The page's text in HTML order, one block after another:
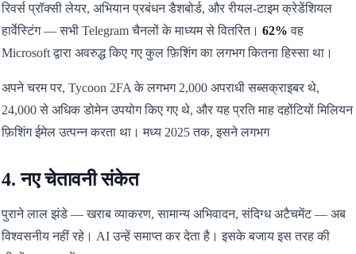
रिवर्स प्रॉक्सी लेयर, अभियान प्रबंधन डैशबोर्ड, और रीयल-टाइम क्रेडेंशियल
हार्वेस्टिंग — सभी Telegram चैनलों के माध्यम से वितरित। 62% वह
Microsoft द्वारा अवरुद्ध किए गए कुल फ़िशिंग का लगभग कितना हिस्सा था।
अपने चरम पर, Tycoon 2FA के लगभग 2,000 अपराधी सब्सक्राइबर थे,
24,000 से अधिक डोमेन उपयोग किए गए थे, और यह प्रति माह दहोंटियों मिलियन
फ़िशिंग ईमेल उत्पन्न करता था। मध्य 2025 तक, इसने लगभग
4. नए चेतावनी संकेत
पुराने लाल झंडे — खराब व्याकरण, सामान्य अभिवादन, संदिग्ध अटैचमेंट — अब
विश्वसनीय नहीं रहे। AI उन्हें समाप्त कर देता है। इसके बजाय इस तरह की